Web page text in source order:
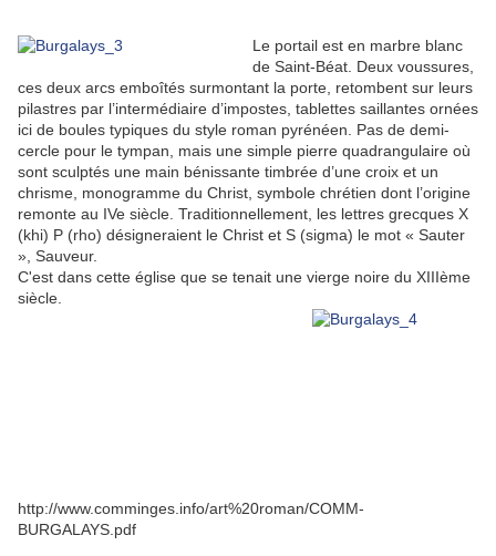
Le portail est en marbre blanc
de Saint-Béat. Deux voussures,
ces deux arcs emboîtés surmontant la porte, retombent sur leurs
pilastres par l’intermédiaire d’impostes, tablettes saillantes ornées
ici de boules typiques du style roman pyrénéen. Pas de demi-
cercle pour le tympan, mais une simple pierre quadrangulaire où
sont sculptés une main bénissante timbrée d’une croix et un
chrisme, monogramme du Christ, symbole chrétien dont l’origine
remonte au IVe siècle. Traditionnellement, les lettres grecques X
(khi) P (rho) désigneraient le Christ et S (sigma) le mot « Sauter
», Sauveur.
C'est dans cette église que se tenait une vierge noire du XIIIème
siècle.
http://www.comminges.info/art%20roman/COMM-
BURGALAYS.pdf